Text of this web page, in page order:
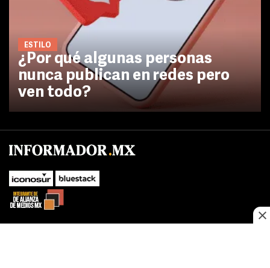
ESTILO
¿Por qué algunas personas
nunca publican en redes pero
ven todo?